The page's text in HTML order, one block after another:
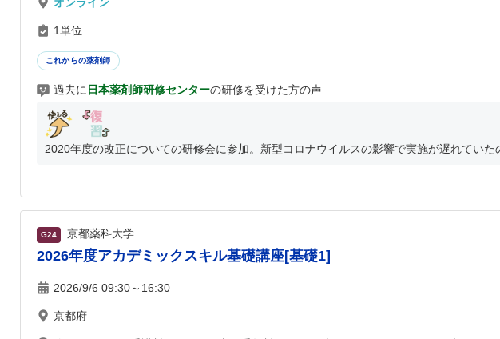
1単位
これからの薬剤師
過去に 日本薬剤師研修センターの研修を受けた方の声
2020年度の改正についての研修会に参加。新型コロナウイルスの影響で実施が遅れていた
G24 京都薬科大学
2026年度アカデミックスキル基礎講座[基礎1]
2026/9/6 09:30～16:30
京都府